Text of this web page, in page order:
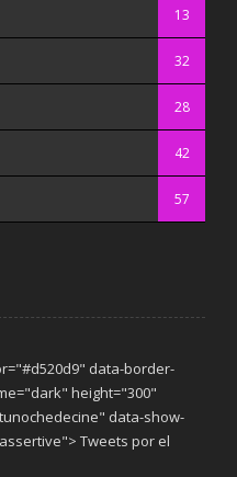
13
32
28
42
57
data-border-
height="300"
data-show-
Tweets por el